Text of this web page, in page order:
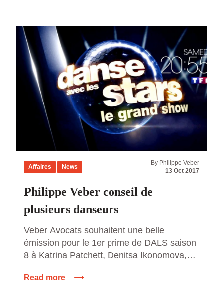
Affaires News
By Philippe Veber
13 Oct 2017
Philippe Veber conseil de
plusieurs danseurs
Veber Avocats souhaitent une belle
émission pour le 1er prime de DALS saison
8 à Katrina Patchett, Denitsa Ikonomova,
que le cabinet conseille.
Read more